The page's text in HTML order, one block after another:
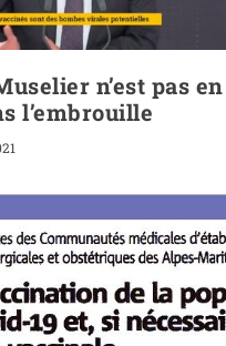
n’est pas en
l’embrouille